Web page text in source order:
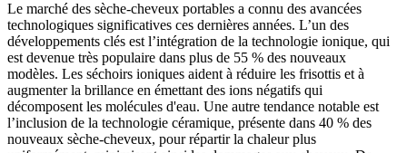
Le marché des sèche-cheveux portables a connu des avancées
technologiques significatives ces dernières années. L’un des
développements clés est l’intégration de la technologie ionique, qui
est devenue très populaire dans plus de 55 % des nouveaux
modèles. Les séchoirs ioniques aident à réduire les frisottis et à
augmenter la brillance en émettant des ions négatifs qui
décomposent les molécules d'eau. Une autre tendance notable est
l’inclusion de la technologie céramique, présente dans 40 % des
nouveaux sèche-cheveux, pour répartir la chaleur plus